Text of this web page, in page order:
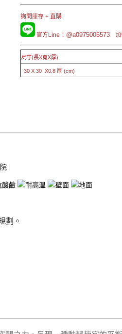
詢問庫存 + 直購
官方Line ：@a0975005573 加
尺寸(長X寬X厚)
30 X 30 X0.8 厚 (cm)
劃。